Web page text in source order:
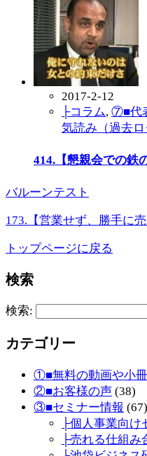
2017-2-12
├コラム, ⑦■代
気読み（過去ロ
414.【懇親会での鉄
バルーンテスト
173.【営業せず、勝手に売
トップページに戻る
検索
検索:
カテゴリー
①■無料の動画や小
②■お客様の声 (38)
③■セミナー情報 (67)
├個人事業向け
├売れる仕組み